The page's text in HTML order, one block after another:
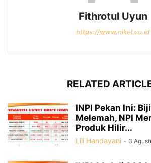
Fithrotul Uyun
https://www.nikel.co.id
RELATED
INPI Pekan Ini:
Melemah, NPI
Produk Hilir...
Lili Handayani - 3